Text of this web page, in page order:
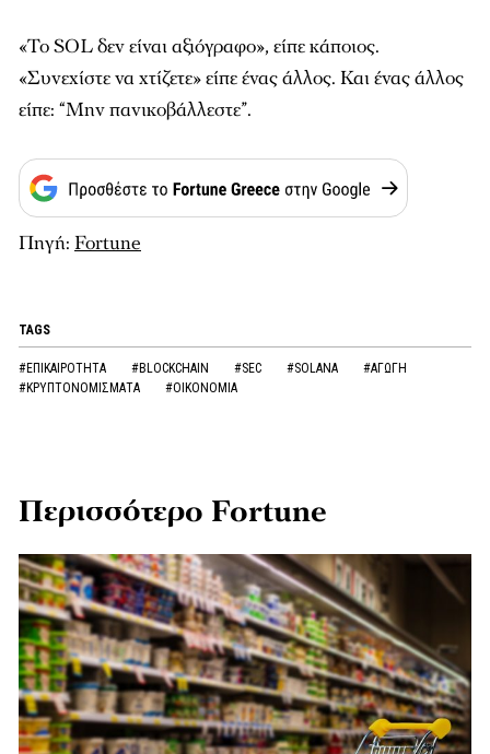
«Το SOL δεν είναι αξιόγραφο», είπε κάποιος.
«Συνεχίστε να χτίζετε» είπε ένας άλλος. Και ένας άλλος
είπε: “Μην πανικοβάλλεστε”.
Πηγή: Fortune
TAGS
#ΕΠΙΚΑΙΡΟΤΗΤΑ #BLOCKCHAIN #SEC #SOLANA
#ΑΓΩΓΗ
#ΚΡΥΠΤΟΝΟΜΙΣΜΑΤΑ
#ΟΙΚΟΝΟΜΙΑ
Περισσότερο Fortune